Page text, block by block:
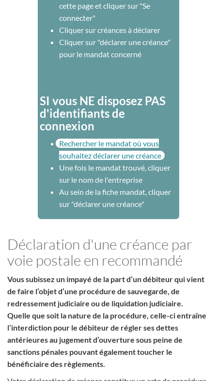
cette page et cliquer sur "Se
connecter"
Cliquer sur créances à déclarer
Cliquer sur "déclarer une créance"
pour le mandat concerné
SI vous NE disposez PAS
d'identifiants de
connexion
Rechercher le mandat où vous
souhaitez déclarer une créance
Une fois le mandat trouvé, cliquer
sur le nom de l'entreprise
Au sein de la fiche mandat, cliquer
sur "déclarer une créance"
Déclaration d'une créance par
voie postale en recommandé
Vous subissez un impayé de la part d’un débiteur qui vient
de faire l’objet d’une procédure de sauvegarde, de
redressement judiciaire ou de liquidation judiciaire.
Quelle que soit la nature de la procédure, celle-ci entraîne
l’interdiction pour le débiteur de régler ses dettes
antérieures au jugement d’ouverture sous peine de
sanctions pénales pouvant également toucher le
bénéficiaire des règlements.